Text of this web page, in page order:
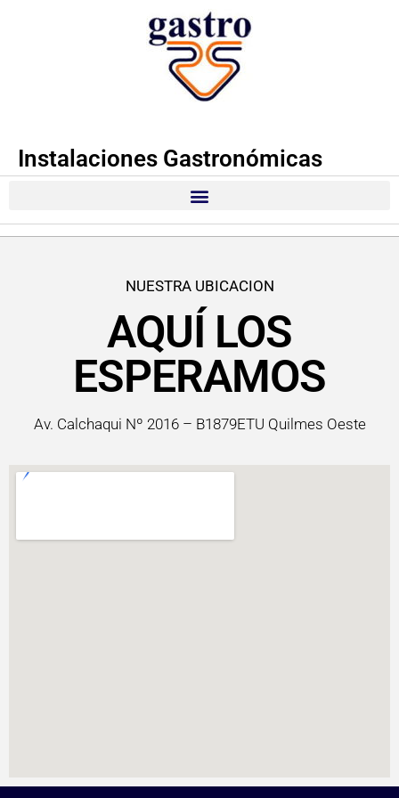
Instalaciones Gastronómicas
NUESTRA UBICACION
AQUÍ LOS
ESPERAMOS
Av. Calchaqui Nº 2016 – B1879ETU Quilmes Oeste